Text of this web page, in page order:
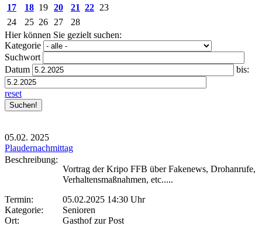
17
18 19 20 21 22 23
24
25 26 27
28
Hier können Sie gezielt suchen:
Kategorie
Suchwort
Datum
bis:
reset
05.02. 2025
Plaudernachmittag
Beschreibung:
Vortrag der Kripo FFB über Fakenews, Drohanrufe,
Verhaltensmaßnahmen, etc.....
Termin:
05.02.2025 14:30 Uhr
Kategorie:
Senioren
Ort:
Gasthof zur Post